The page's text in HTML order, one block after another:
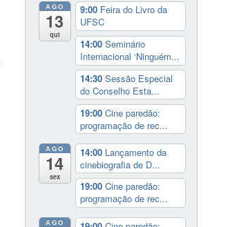
AGO
13
qui
9:00 Feira do Livro da
UFSC
14:00 Seminário
Internacional ‘Ninguém...
14:30 Sessão Especial
do Conselho Esta...
19:00 Cine paredão:
programação de rec...
AGO
14
sex
14:00 Lançamento da
cinebiografia de D...
19:00 Cine paredão:
programação de rec...
AGO